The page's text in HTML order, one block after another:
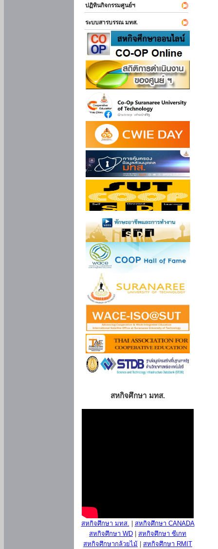
ปฏิทินกิจกรรมศูนย์ฯ
ระบบสารบรรณ มทส.
สหกิจศึกษา มทส.
สหกิจศึกษา มทส.
สหกิจศึกษา CANADA
สหกิจศึกษา WD
สหกิจศึกษา ซีเกท
สหกิจศึกษากล้วยไม้
สหกิจศึกษา RMIT